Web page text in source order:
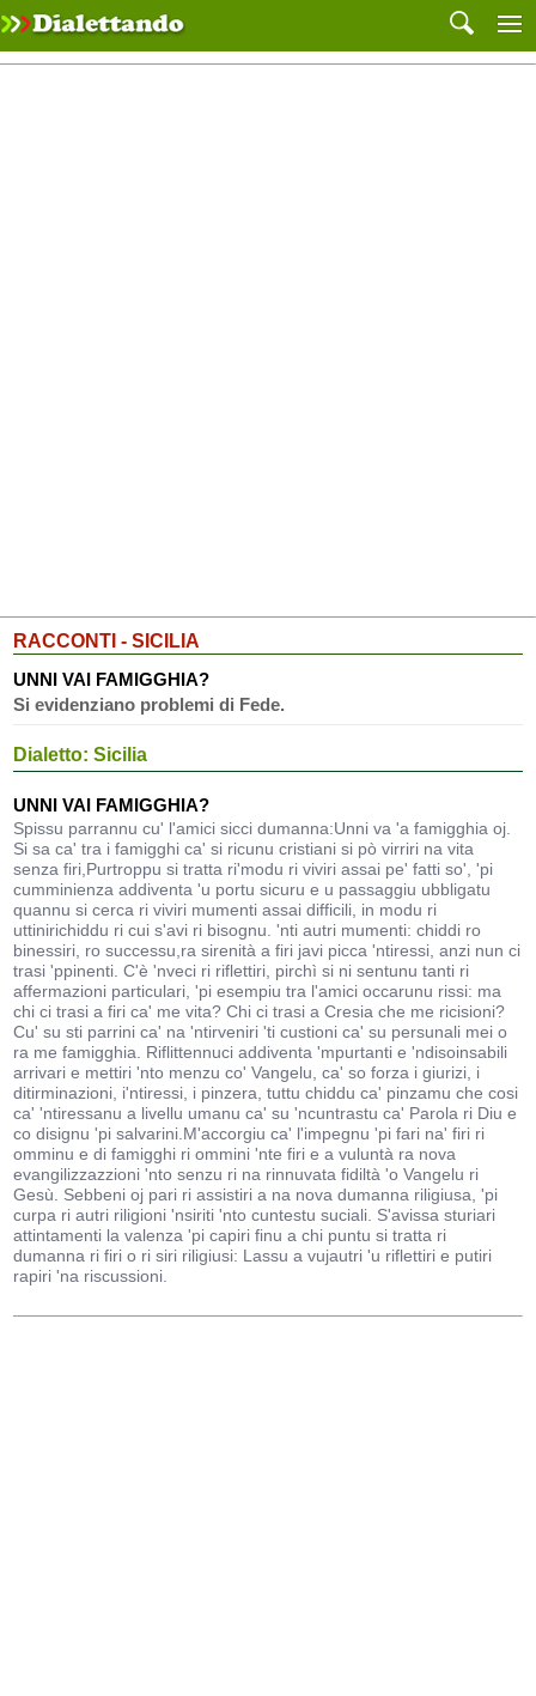
RACCONTI - SICILIA
UNNI VAI FAMIGGHIA?
Si evidenziano problemi di Fede.
Dialetto: Sicilia
UNNI VAI FAMIGGHIA?
Spissu parrannu cu' l'amici sicci dumanna:Unni va 'a famigghia oj.
Si sa ca' tra i famigghi ca' si ricunu cristiani si pò virriri na vita
senza firi,Purtroppu si tratta ri'modu ri viviri assai pe' fatti so', 'pi
cumminienza addiventa 'u portu sicuru e u passaggiu ubbligatu
quannu si cerca ri viviri mumenti assai difficili, in modu ri
uttinirichiddu ri cui s'avi ri bisognu. 'nti autri mumenti: chiddi ro
binessiri, ro successu,ra sirenità a firi javi picca 'ntiressi, anzi nun ci
trasi 'ppinenti. C'è 'nveci ri riflettiri, pirchì si ni sentunu tanti ri
affermazioni particulari, 'pi esempiu tra l'amici occarunu rissi: ma
chi ci trasi a firi ca' me vita? Chi ci trasi a Cresia che me ricisioni?
Cu' su sti parrini ca' na 'ntirveniri 'ti custioni ca' su persunali mei o
ra me famigghia. Riflittennuci addiventa 'mpurtanti e 'ndisoinsabili
arrivari e mettiri 'nto menzu co' Vangelu, ca' so forza i giurizi, i
ditirminazioni, i'ntiressi, i pinzera, tuttu chiddu ca' pinzamu che cosi
ca' 'ntiressanu a livellu umanu ca' su 'ncuntrastu ca' Parola ri Diu e
co disignu 'pi salvarini.M'accorgiu ca' l'impegnu 'pi fari na' firi ri
omminu e di famigghi ri ommini 'nte firi e a vuluntà ra nova
evangilizzazzioni 'nto senzu ri na rinnuvata fidiltà 'o Vangelu ri
Gesù. Sebbeni oj pari ri assistiri a na nova dumanna riligiusa, 'pi
curpa ri autri riligioni 'nsiriti 'nto cuntestu suciali. S'avissa sturiari
attintamenti la valenza 'pi capiri finu a chi puntu si tratta ri
dumanna ri firi o ri siri riligiusi: Lassu a vujautri 'u riflettiri e putiri
rapiri 'na riscussioni.